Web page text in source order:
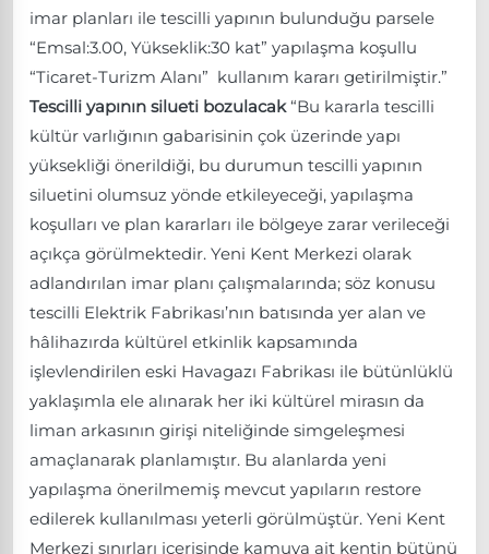
imar planları ile tescilli yapının bulunduğu parsele
“Emsal:3.00, Yükseklik:30 kat” yapılaşma koşullu
“Ticaret-Turizm Alanı” kullanım kararı getirilmiştir.”
Tescilli yapının silueti bozulacak“Bu kararla tescilli
kültür varlığının gabarisinin çok üzerinde yapı
yüksekliği önerildiği, bu durumun tescilli yapının
siluetini olumsuz yönde etkileyeceği, yapılaşma
koşulları ve plan kararları ile bölgeye zarar verileceği
açıkça görülmektedir. Yeni Kent Merkezi olarak
adlandırılan imar planı çalışmalarında; söz konusu
tescilli Elektrik Fabrikası’nın batısında yer alan ve
hâlihazırda kültürel etkinlik kapsamında
işlevlendirilen eski Havagazı Fabrikası ile bütünlüklü
yaklaşımla ele alınarak her iki kültürel mirasın da
liman arkasının girişi niteliğinde simgeleşmesi
amaçlanarak planlamıştır. Bu alanlarda yeni
yapılaşma önerilmemiş mevcut yapıların restore
edilerek kullanılması yeterli görülmüştür. Yeni Kent
Merkezi sınırları içerisinde kamuya ait kentin bütünü